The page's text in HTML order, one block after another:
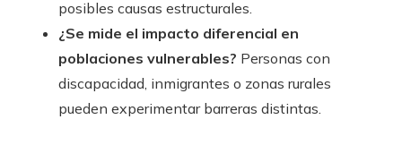
posibles causas estructurales.
¿Se mide el impacto diferencial en
poblaciones vulnerables? Personas con
discapacidad, inmigrantes o zonas rurales
pueden experimentar barreras distintas.